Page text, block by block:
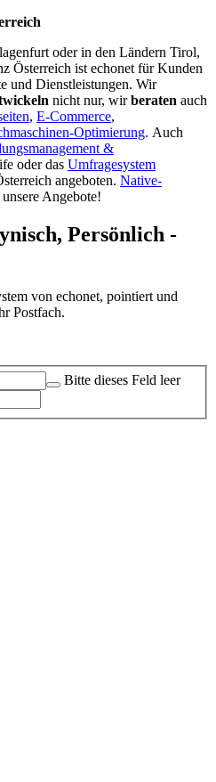
oder in den Ländern Tirol,
Österreich ist echonet für Kunden
und Dienstleistungen. Wir
nicht nur, wirberaten auch
, E-Commerce,
Optimierung. Auch
&
oder das Umfragesystem
angeboten. Native-
Angebote!
Persönlich -
von echonet, pointiert und
Postfach.
Bitte dieses Feld leer